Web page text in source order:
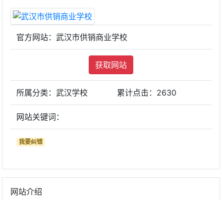
官方网站：武汉市供销商业学校
获取网站
所属分类：武汉学校 累计点击： 2630
网站关键词：
我要纠错
网站介绍